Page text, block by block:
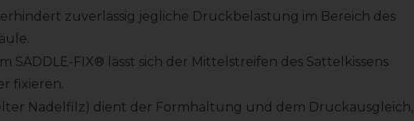
zuverlässig jegliche Druckbelastung im Bereich des
SADDLE-FIX® lässt sich der Mittelstreifen des Sattelkissens
fixieren.
Nadelfilz) dient der Formhaltung und dem Druckausgleich,